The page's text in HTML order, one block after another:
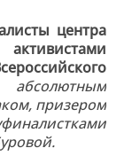
центра
абсолютным
призером